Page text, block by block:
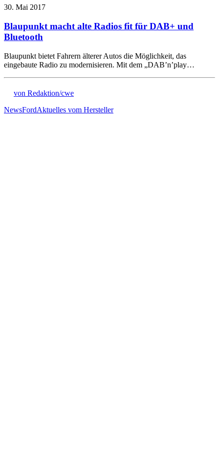
30. Mai 2017
Blaupunkt macht alte Radios fit für DAB+ und
Bluetooth
Blaupunkt bietet Fahrern älterer Autos die Möglichkeit, das
eingebaute Radio zu modernisieren. Mit dem „DAB’n’play…
von Redaktion/cwe
NewsFordAktuelles vom Hersteller